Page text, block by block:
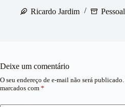
Ricardo Jardim
Pessoal
Deixe um comentário
O seu endereço de e-mail não será publicado.
marcados com *